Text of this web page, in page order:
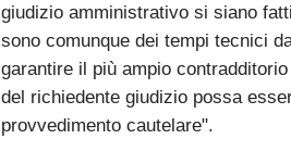
giudizio amministrativo si siano
sono comunque dei tempi tecnici
garantire il più ampio
del richiedente giudizio possa
provvedimento cautelare".